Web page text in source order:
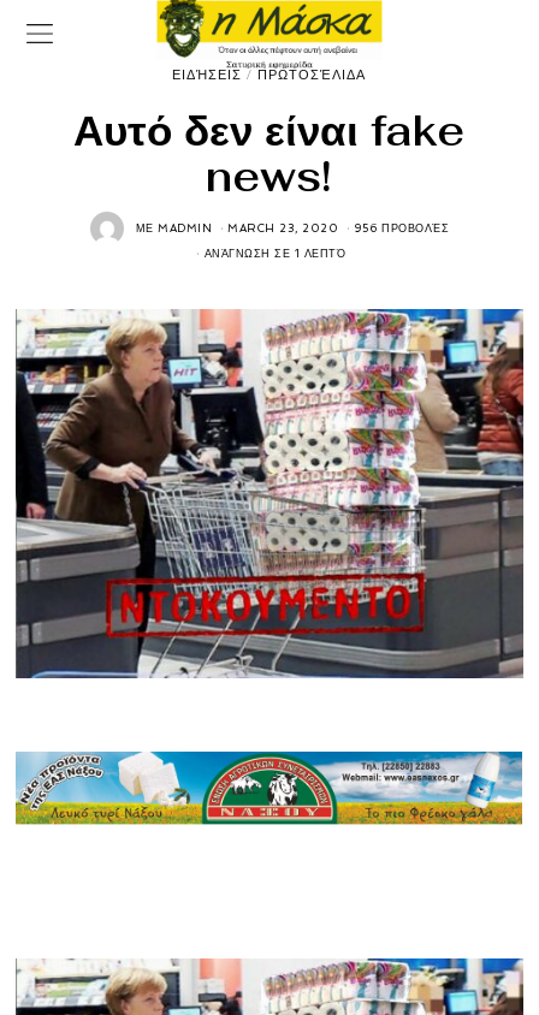
ΕΙΔΉΣΕΙΣ / ΠΡΩΤΟΣΈΛΙΔΑ
Αυτό δεν είναι fake
news!
ΜΕMADMIN MARCH 23, 2020 956 ΠΡΟΒΟΛΈΣ
ΑΝΆΓΝΩΣΗ ΣΕ 1 ΛΕΠΤΌ